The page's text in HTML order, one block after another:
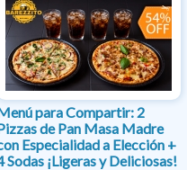
para Compartir: 2
de Pan Masa Madre
Especialidad a Elección +
Sodas ¡Ligeras y Deliciosas!